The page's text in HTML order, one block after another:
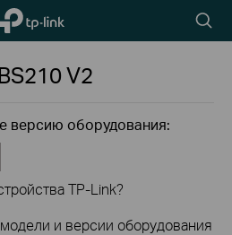
Link,
Reliably
icon
V2
версию оборудования:
TP-Link?
и версии оборудования